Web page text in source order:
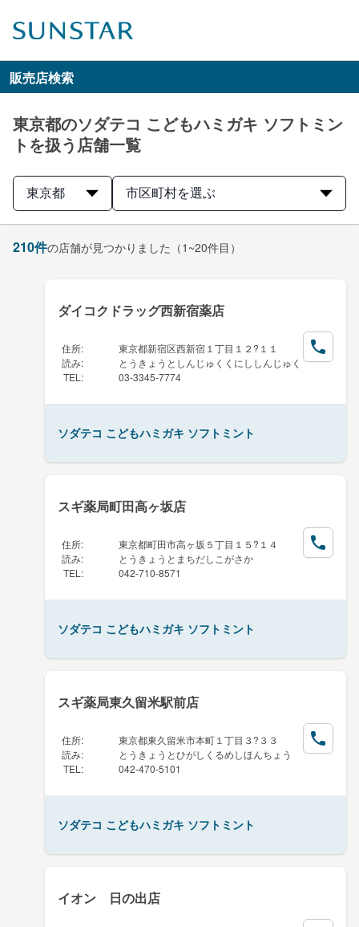
販売店検索
東京都のソダテコ こどもハミガキ ソフトミン
トを扱う店舗一覧
東京都 市区町村を選ぶ
210件の店舗が見つかりました （1~20件目）
ダイコクドラッグ西新宿薬店
住所:
東京都新宿区西新宿１丁目１２?１１
読み:
とうきょうとしんじゅくくにししんじゅく
TEL : 03-3345-7774
ソダテコ こどもハミガキ ソフトミント
スギ薬局町田高ヶ坂店
住所:
東京都町田市高ヶ坂５丁目１５?１４
読み:
とうきょうとまちだしこがさか
TEL : 042-710-8571
ソダテコ こどもハミガキ ソフトミント
スギ薬局東久留米駅前店
住所:
東京都東久留米市本町１丁目３?３３
読み:
とうきょうとひがしくるめしほんちょう
TEL : 042-470-5101
ソダテコ こどもハミガキ ソフトミント
イオン 日の出店